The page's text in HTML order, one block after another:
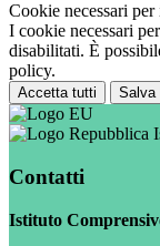
Cookie necessari
I cookie necessari
disabilitati. È
policy.
Accetta tutti Salva
Contatti
Istituto